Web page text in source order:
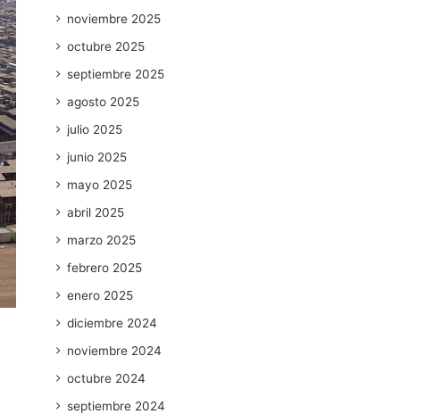
noviembre 2025
octubre 2025
septiembre 2025
agosto 2025
julio 2025
junio 2025
mayo 2025
abril 2025
marzo 2025
febrero 2025
enero 2025
diciembre 2024
noviembre 2024
octubre 2024
septiembre 2024